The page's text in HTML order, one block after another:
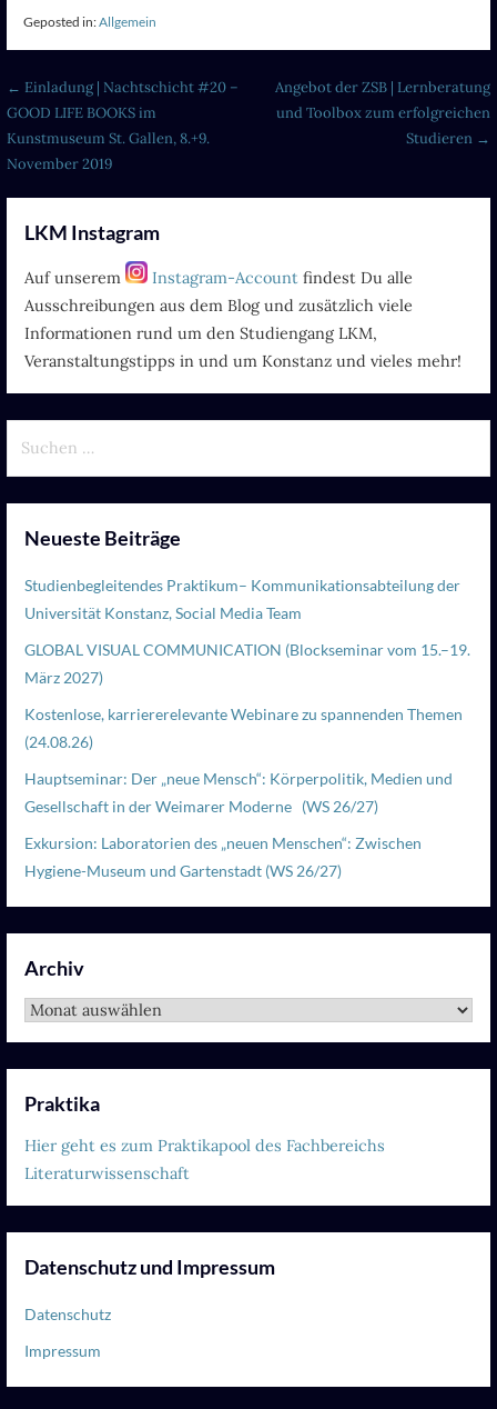
Geposted in:Allgemein
Beitragsnavigation
← Einladung | Nachtschicht #20 –
GOOD LIFE BOOKS im
Kunstmuseum St. Gallen, 8.+9.
November 2019
Angebot der ZSB | Lernberatung
und Toolbox zum erfolgreichen
Studieren →
LKM Instagram
Auf unserem Instagram-Account findest Du alle
Ausschreibungen aus dem Blog und zusätzlich viele
Informationen rund um den Studiengang LKM,
Veranstaltungstipps in und um Konstanz und vieles mehr!
Neueste Beiträge
Studienbegleitendes Praktikum– Kommunikationsabteilung der
Universität Konstanz, Social Media Team
GLOBAL VISUAL COMMUNICATION (Blockseminar vom 15.–19.
März 2027)
Kostenlose, karriererelevante Webinare zu spannenden Themen
(24.08.26)
Hauptseminar: Der „neue Mensch“: Körperpolitik, Medien und
Gesellschaft in der Weimarer Moderne (WS 26/27)
Exkursion: Laboratorien des „neuen Menschen“: Zwischen
Hygiene-Museum und Gartenstadt (WS 26/27)
Archiv
Archiv
Praktika
Hier geht es zum Praktikapool des Fachbereichs
Literaturwissenschaft
Datenschutz und Impressum
Datenschutz
Impressum